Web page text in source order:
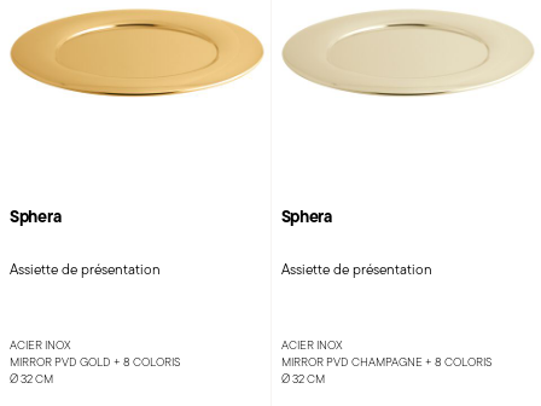
Sphera
Assiette de présentation
ACIER INOX
MIRROR PVD GOLD + 8 COLORIS
Ø 32 CM
Sphera
Assiette de présentation
ACIER INOX
MIRROR PVD CHAMPAGNE + 8 COLORIS
Ø 32 CM